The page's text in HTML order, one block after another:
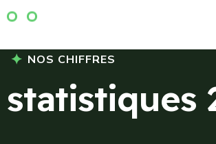
NOS CHIFFRES
statistiques